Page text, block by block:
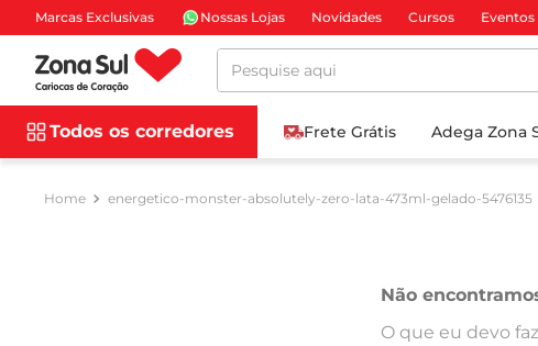
Marcas Exclusivas Nossas Lojas Novidades Cursos Eventos
Pesquise aqui
Todos os corredores Frete Grátis Adega Zona
energetico-monster-absolutely-zero-lata-473ml-gelado-5476135
Não
O que eu devo